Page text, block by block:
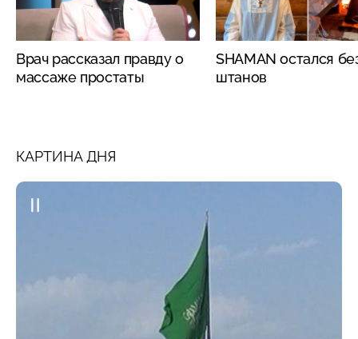
Врач рассказал правду о
массаже простаты
SHAMAN остался
штанов
КАРТИНА ДНЯ